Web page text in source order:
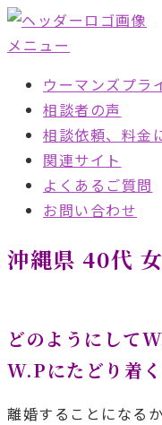
コ
ン
プ
メニュー
ウーマンズプラ
相談者の声
相談依頼、料金
関連サイト
よくあるご質問
お問い合わせ
沖縄県 40代
どのようにして
W.Pにたどり着
離婚することになる